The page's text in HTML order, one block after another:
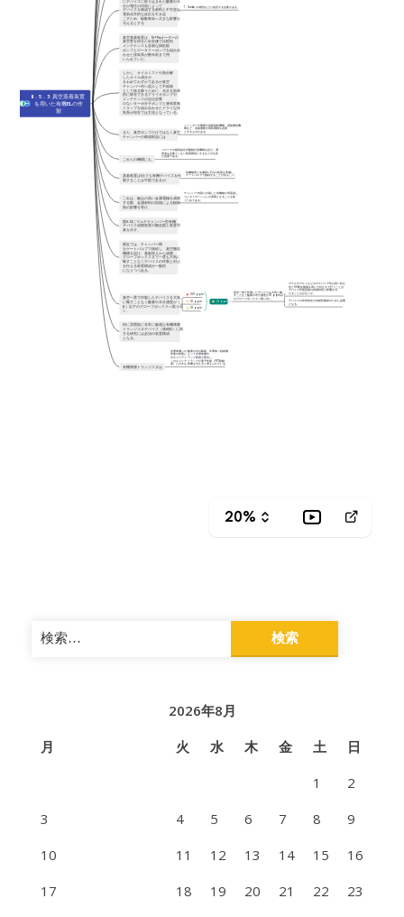
検
索:
2026年8月
月
火 水 木 金 土
日
1
2
3
4 5 6 7 8
9
10
11 12 13 14 15
16
17
18 19 20 21 22
23